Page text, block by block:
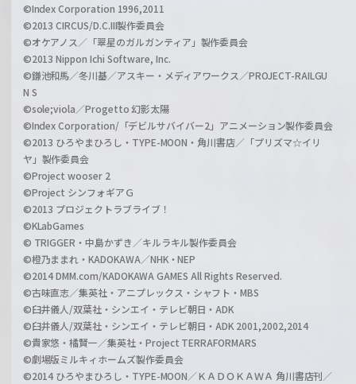
©Index Corporation 1996,2011
©2013 CIRCUS/D.C.III製作委員会
©オケアノス／「翠星のガルガンティア」製作委員会
©2013 Nippon Ichi Software, Inc.
©鎌池和馬／冬川基／アスキー・メディアワークス／PROJECT-RAILGU
N S
©sole;viola／Progetto 幻影太陽
©Index Corporation/「デビルサバイバー2」アニメーション製作委員会
©2013 ひろやまひろし・TYPE-MOON・角川書店／「プリズマ☆イリ
ヤ」製作委員会
©Project wooser 2
©Project シンフォギアＧ
©2013 プロジェクトラブライブ！
©KLabGames
© TRIGGER・中島かずき／キルラキル製作委員会
©橙乃ままれ・KADOKAWA／NHK・NEP
©2014 DMM.com/KADOKAWA GAMES All Rights Reserved.
©古味直志／集英社・アニプレックス・シャフト・MBS
©臼井儀人/双葉社・シンエイ・テレビ朝日・ADK
©臼井儀人/双葉社・シンエイ・テレビ朝日・ADK 2001,2002,2014
©貴家悠・橘賢一／集英社・Project TERRAFORMARS
©劇場版ミルキィホームズ製作委員会
©2014 ひろやまひろし・TYPE-MOON／ＫＡＤＯＫＡＷＡ 角川書店刊／